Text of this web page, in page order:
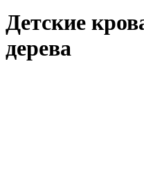
Детские
дерева